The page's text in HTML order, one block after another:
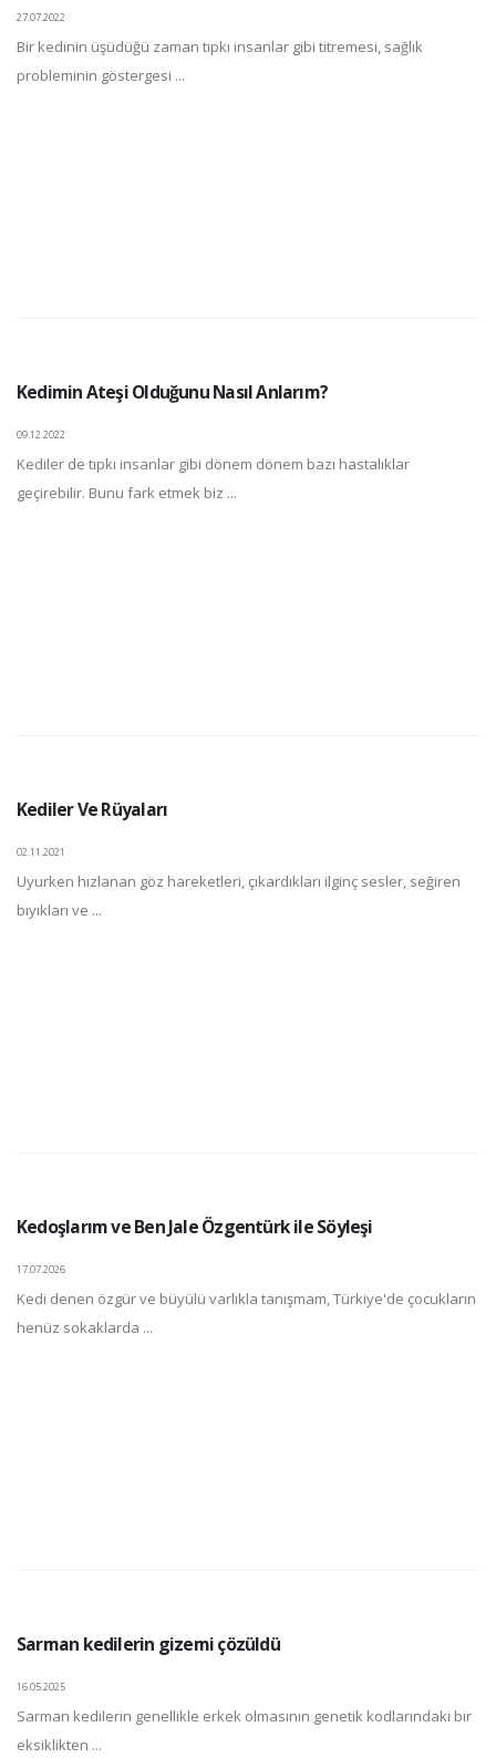
27.07.2022
Bir kedinin üşüdüğü zaman tıpkı insanlar gibi titremesi, sağlık
probleminin göstergesi ...
Kedimin Ateşi Olduğunu Nasıl Anlarım?
09.12.2022
Kediler de tıpkı insanlar gibi dönem dönem bazı hastalıklar
geçirebilir. Bunu fark etmek biz ...
Kediler Ve Rüyaları
02.11.2021
Uyurken hızlanan göz hareketleri, çıkardıkları ilginç sesler, seğiren
bıyıkları ve ...
Kedoşlarım ve Ben Jale Özgentürk ile Söyleşi
17.07.2026
Kedi denen özgür ve büyülü varlıkla tanışmam, Türkiye'de çocukların
henüz sokaklarda ...
Sarman kedilerin gizemi çözüldü
16.05.2025
Sarman kedilerin genellikle erkek olmasının genetik kodlarındaki bir
eksiklikten ...